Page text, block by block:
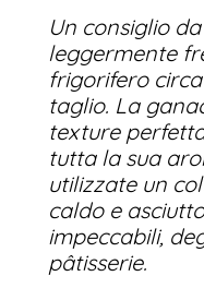
Un consiglio
leggermente
frigorifero
taglio. La
texture
tutta la sua
utilizzate un
caldo e
impeccabili,
pâtisserie.